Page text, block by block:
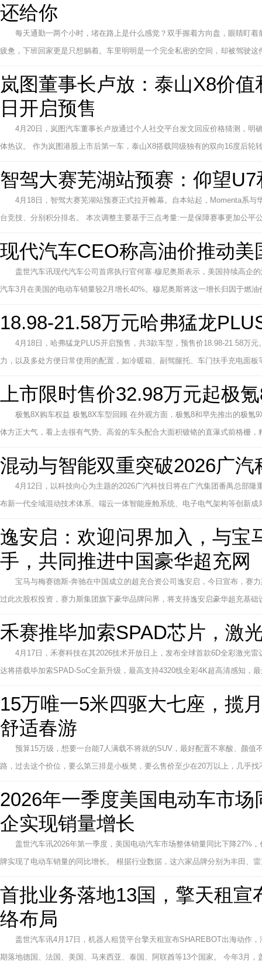
还给你
每天通勤一两个小时，堵在路上是什么感觉？双手握着方向盘，眼睛盯
疲惫，下班回家更是只想躺着。车里明明是一个完全私密的空间，却被驾驶
岚图董事长卢放：泰山X8价
日开启预售
4月20日，岚图汽车董事长卢放通过个人社交平台发文回应价格猜测，
体热议。 作为岚图港股上市后第一车，泰山X8搭载同级独有的双向16度后轮
智驾大赛芜湖站预赛：仰望
4月18日，智驾大赛芜湖站预赛正式拉开帷幕。自本站起，Momenta系
台竞技、分别积分排名。 本次调整主要基于三点考量:一是保障赛事更加公平
现代汽车CEO称高油价推动
盖世汽车讯现代汽车公司首席执行官何塞·穆尼奥斯表示，美国持续高企
汽车3月在美国的电动车销量较2月增长40%。穆尼奥斯将这一增长归因于燃
18.98-21.58万元哈弗猛龙
4月18日，哈弗猛龙PLUS开启预售，共3款车型，预售价18.98-21.58万
力，以及多处方便日常使用的配置，如冷暖箱、副驾腿托、车门扶手充电面
上市限时售价32.98万元起极
极氪8X购车权益 极氪8X车型回顾 在外观方面，极氪8和早先推出的极氪
体方正大气，看上去很有气势。高耸的车头配合大面积镀铬的直瀑式前格栅
混动与智能双重突破2026广
4月12日，以科技向心为主题的2026广汽科技日将在广汽集团番禺总部
布新一代全域混动技术体系、端云一体智能座舱系统、电子电气架构等创新
逸安启：欢迎问界加入，与宝
手，共同推进中国豪华超充网
宝马与梅赛德斯-奔驰在中国成立的超充合资公司逸安启，今日宣布，赛
过此次股权投资，赛力斯集团旗下豪华品牌问界，将支持逸安启豪华超充基
禾赛推毕加索SPAD芯片，激
4月17日，禾赛科技在其2026技术开放日上，发布全球首款6D全彩激光
达将搭载毕加索SPAD-SoC全新升级，最高支持4320线全彩4K超高清感知，
15万唯一5米四驱大七座，揽
舒适春游
预算15万级，想要一台能7人满载不将就的SUV，最好配置不寒酸、颜
路，过去这个价位，要么第三排是小板凳，要么售价至少在20万以上，几乎
2026年一季度美国电动车市
企实现销量增长
盖世汽车讯2026年第一季度，美国电动汽车市场整体销量同比下降27%
牌实现了电动车销量的同比增长。 根据行业数据，这六家品牌分别为丰田、
首批业务落地13国，擎天租宣
络布局
盖世汽车讯4月17日，机器人租赁平台擎天租宣布SHAREBOT出海动作
期落地德国、法国、美国、马来西亚、泰国、阿联酋等13个国家。 今年3月